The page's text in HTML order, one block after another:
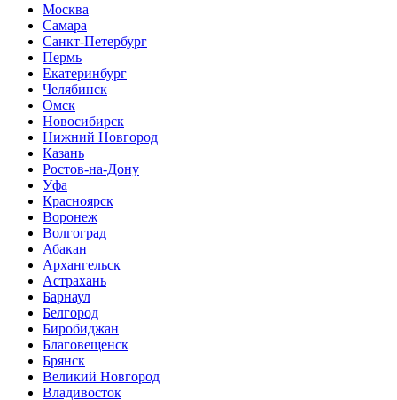
Москва
Самара
Санкт-Петербург
Пермь
Екатеринбург
Челябинск
Омск
Новосибирск
Нижний Новгород
Казань
Ростов-на-Дону
Уфа
Красноярск
Воронеж
Волгоград
Абакан
Архангельск
Астрахань
Барнаул
Белгород
Биробиджан
Благовещенск
Брянск
Великий Новгород
Владивосток